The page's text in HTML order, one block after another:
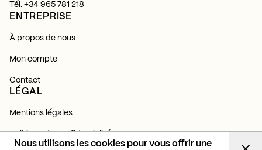
Nous utilisons les cookies pour vous offrir une
Tél. +34 965 781 218
ENTREPRISE
À propos de nous
Mon compte
Contact
LÉGAL
Mentions légales
Politique de confidentialité